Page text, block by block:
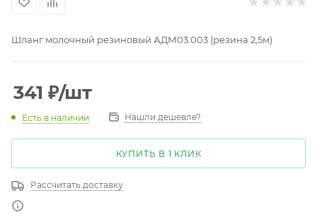
Шланг молочный резиновый АДМ03.003 (резина 2,5м)
341 ₽/шт
Есть в наличии Нашли дешевле?
КУПИТЬ В 1 КЛИК
Рассчитать доставку